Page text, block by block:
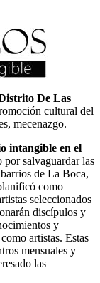
De Las
cultural del
mecenazgo.
intangible en el
por salvaguardar las
de La Boca,
como
seleccionados
discípulos y
y
artistas. Estas
mensuales y
las